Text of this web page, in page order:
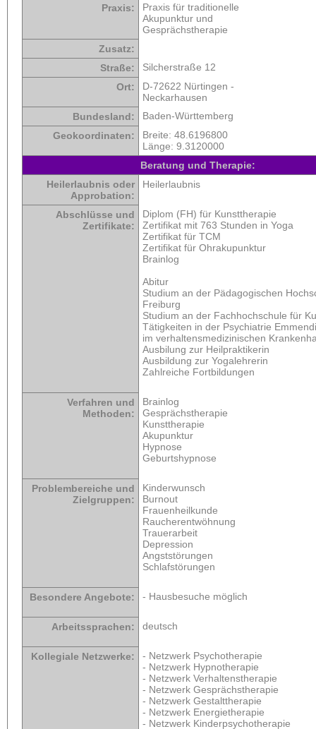
Praxis:
Praxis für traditionelle
Akupunktur und
Gesprächstherapie
Zusatz:
Straße:
Silcherstraße 12
Ort:
D-72622 Nürtingen -
Neckarhausen
Bundesland:
Baden-Württemberg
Geokoordinaten:
Breite: 48.6196800
Länge: 9.3120000
Beratung und Therapie:
Heilerlaubnis oder
Approbation:
Heilerlaubnis
Abschlüsse und
Zertifikate:
Diplom (FH) für Kunsttherapie
Zertifikat mit 763 Stunden in Yoga
Zertifikat für TCM
Zertifikat für Ohrakupunktur
Brainlog
Abitur
Studium an der Pädagogischen
Freiburg
Studium an der Fachhochschule für
Tätigkeiten in der Psychiatrie
im verhaltensmedizinischen
Ausbilung zur Heilpraktikerin
Ausbildung zur Yogalehrerin
Zahlreiche Fortbildungen
Verfahren und
Methoden:
Brainlog
Gesprächstherapie
Kunsttherapie
Akupunktur
Hypnose
Geburtshypnose
Problembereiche und
Zielgruppen:
Kinderwunsch
Burnout
Frauenheilkunde
Raucherentwöhnung
Trauerarbeit
Depression
Angststörungen
Schlafstörungen
Besondere Angebote: - Hausbesuche möglich
Arbeitssprachen: deutsch
Kollegiale Netzwerke:
- Netzwerk Psychotherapie
- Netzwerk Hypnotherapie
- Netzwerk Verhaltenstherapie
- Netzwerk Gesprächstherapie
- Netzwerk Gestalttherapie
- Netzwerk Energietherapie
- Netzwerk Kinderpsychotherapie